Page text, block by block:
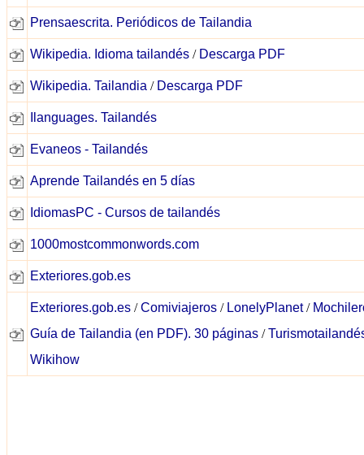
Prensaescrita. Periódicos de Tailandia
Wikipedia. Idioma tailandés / Descarga PDF
Wikipedia. Tailandia / Descarga PDF
Ilanguages. Tailandés
Evaneos - Tailandés
Aprende Tailandés en 5 días
IdiomasPC - Cursos de tailandés
1000mostcommonwords.com
Exteriores.gob.es
Exteriores.gob.es /Comiviajeros / LonelyPlanet/
Guía de Tailandia (en PDF). 30 páginas /
Wikihow